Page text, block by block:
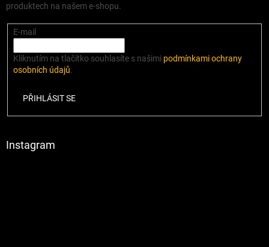
produktech na našem e-shopu.
E-mail
Kliknutím na tlačítko souhlasíte s našimi podmínkami ochrany
osobních údajů.
PŘIHLÁSIT SE
Instagram